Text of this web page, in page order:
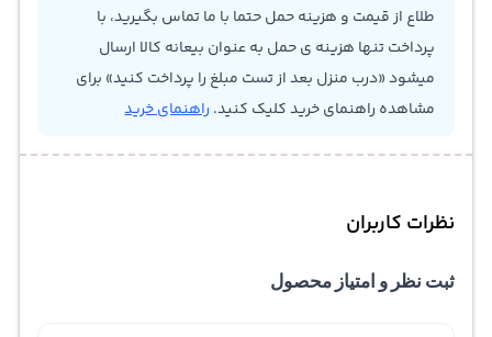
طلاع از قیمت و هزینه حمل حتما با ما تماس بگیرید، با
پرداخت تنها هزینه ی حمل به عنوان بیعانه کالا ارسال
میشود «درب منزل بعد از تست مبلغ را پرداخت کنید» برای
مشاهده راهنمای خرید کلیک کنید. راهنمای خرید
نظرات کاربران
ثبت نظر و امتیاز محصول